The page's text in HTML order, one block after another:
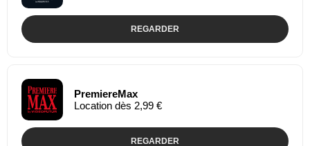
REGARDER
PremiereMax
Location dès 2,99 €
REGARDER